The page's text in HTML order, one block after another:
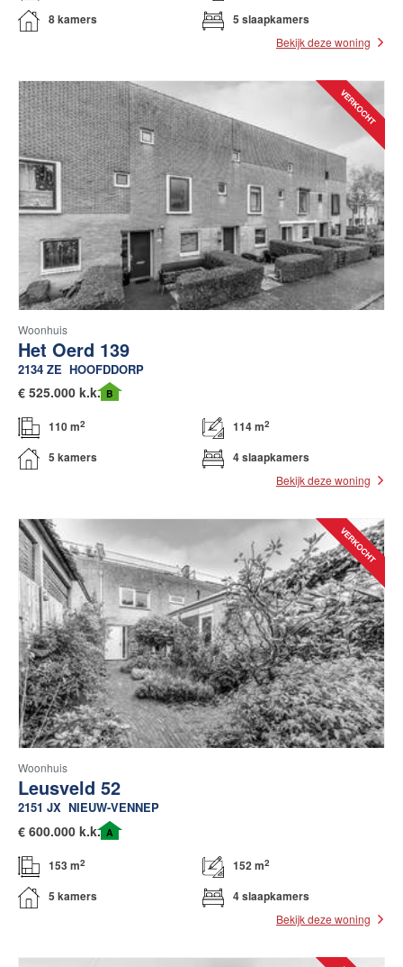
8 kamers 5 slaapkamers
Bekijk deze woning
Woonhuis
Het Oerd 139
2134 ZE HOOFDDORP
€ 525.000 k.k. B
110 m2 114 m2
5 kamers 4 slaapkamers
Bekijk deze woning
Woonhuis
Leusveld 52
2151 JX NIEUW-VENNEP
€ 600.000 k.k. A
153 m2 152 m2
5 kamers 4 slaapkamers
Bekijk deze woning